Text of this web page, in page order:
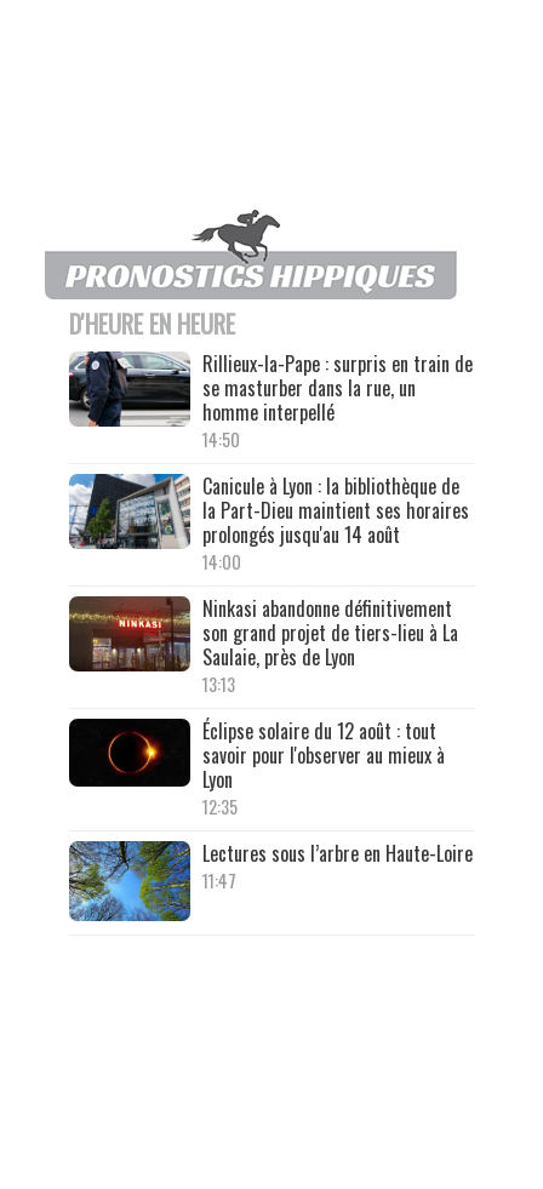
D'HEURE EN HEURE
Rillieux-la-Pape : surpris en train de
se masturber dans la rue, un
homme interpellé
14:50
Canicule à Lyon : la bibliothèque de
la Part-Dieu maintient ses horaires
prolongés jusqu'au 14 août
14:00
Ninkasi abandonne définitivement
son grand projet de tiers-lieu à La
Saulaie, près de Lyon
13:13
Éclipse solaire du 12 août : tout
savoir pour l'observer au mieux à
Lyon
12:35
Lectures sous l’arbre en Haute-Loire
11:47